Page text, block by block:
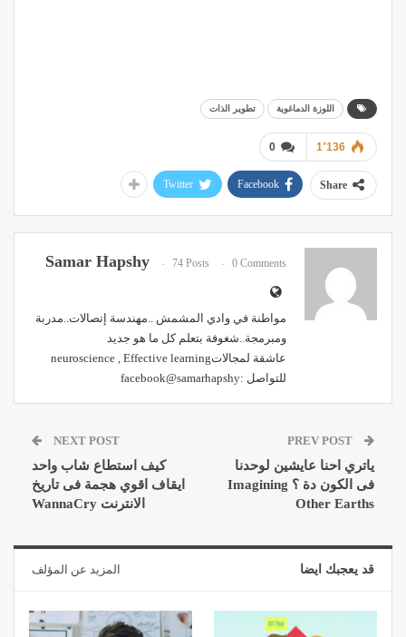
اللوزة الدماغوية تطوير الذات
0 1٬136
Share
Facebook
Twitter
Samar Hapshy 74 Posts 0 Comments
مواطنة في وادي المشمش ..مهندسة إتصالات..مدربة
ومبرمجة..شغوفة بتعلم كل ما هو جديد
عاشقة لمجالاتneuroscience , Effective learning
للتواصل :facebook@samarhapshy
ياتري احنا عايشين لوحدنا
فى الكون دة ؟ Imagining
Other Earths
NEXT POST
كيف استطاع شاب واحد
ايقاف اقوي هجمة فى تاريخ
الانترنت WannaCry
قد يعجبك ايضا المزيد عن المؤلف